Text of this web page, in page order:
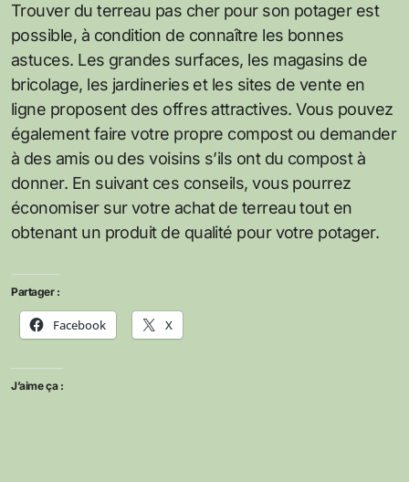
Trouver du terreau pas cher pour son potager est
possible, à condition de connaître les bonnes
astuces. Les grandes surfaces, les magasins de
bricolage, les jardineries et les sites de vente en
ligne proposent des offres attractives. Vous pouvez
également faire votre propre compost ou demander
à des amis ou des voisins s’ils ont du compost à
donner. En suivant ces conseils, vous pourrez
économiser sur votre achat de terreau tout en
obtenant un produit de qualité pour votre potager.
Partager :
Facebook X
J’aime ça :